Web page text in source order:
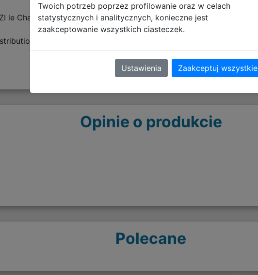
le Chapotin
BRUSSELS
RUE ABBÉ CUYPERS 11
eu.customerservice@noblecollection.com
Opinie o produkcie
Polecane
Twoich potrzeb poprzez profilowanie oraz w celach
statystycznych i analitycznych, konieczne jest
zaakceptowanie wszystkich ciasteczek.
Ustawienia Zaakceptuj wszystkie